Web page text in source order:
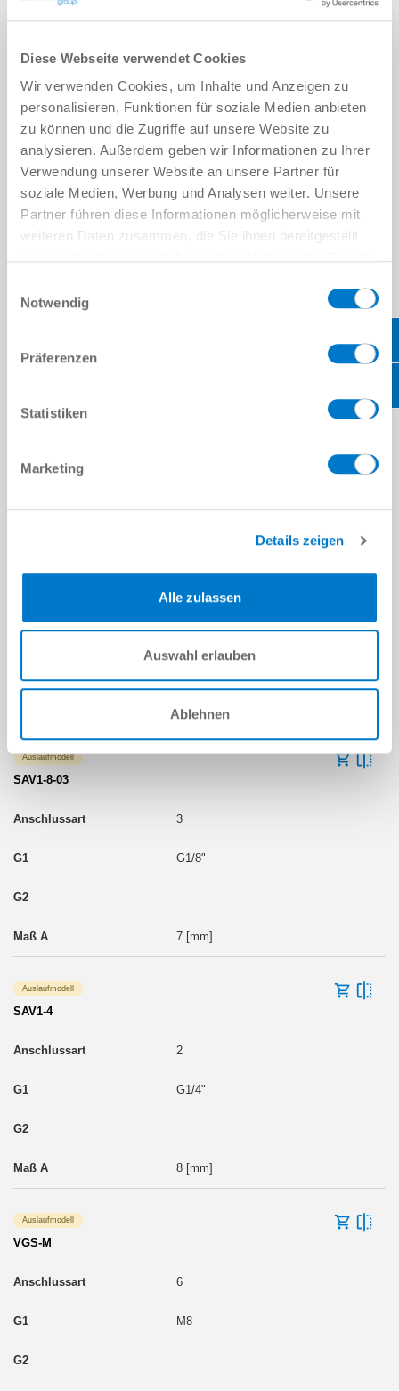
Diese Webseite verwendet Cookies
Wir verwenden Cookies, um Inhalte und Anzeigen zu
personalisieren, Funktionen für soziale Medien anbieten
zu können und die Zugriffe auf unsere Website zu
analysieren. Außerdem geben wir Informationen zu Ihrer
Verwendung unserer Website an unsere Partner für
soziale Medien, Werbung und Analysen weiter. Unsere
Partner führen diese Informationen möglicherweise mit
weiteren Daten zusammen, die Sie ihnen bereitgestellt
Notwendig
Präferenzen
Statistiken
Marketing
Details zeigen
Alle zulassen
Auswahl erlauben
Ablehnen
BAUGRÖSSE: SAV
Auslaufmodell
SAVM5
4
G1/8"
Auslaufmodell
SAV1-8-03
3
G1/8"
7 [mm]
Auslaufmodell
SAV1-4
2
G1/4"
8 [mm]
Auslaufmodell
VGS-M
6
M8